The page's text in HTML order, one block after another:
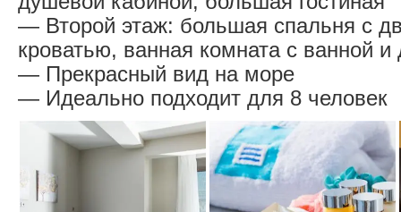
— Второй этаж: большая спальня с
кроватью, ванная комната с ванной и
— Прекрасный вид на море
— Идеально подходит для 8 человек